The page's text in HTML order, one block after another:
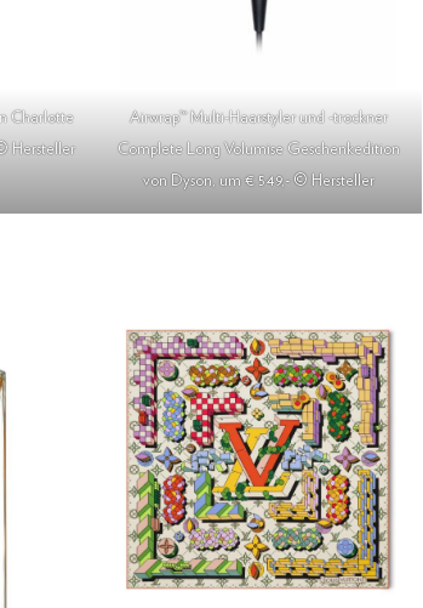
Charlotte
Hersteller
Airwrap™ Multi-Haarstyler und -trockner
Complete Long Volumise Geschenkedition
von Dyson, um € 549,- © Hersteller